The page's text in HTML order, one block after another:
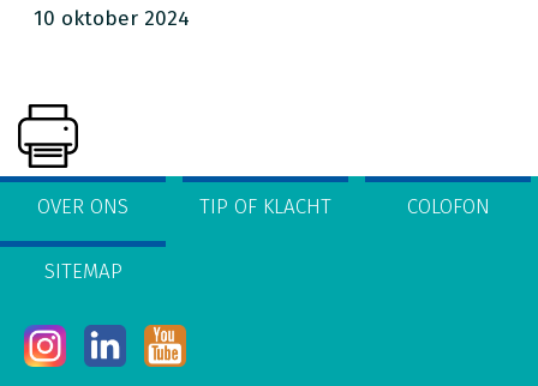
10 oktober 2024
OVER ONS TIP OF KLACHT COLOFON
SITEMAP